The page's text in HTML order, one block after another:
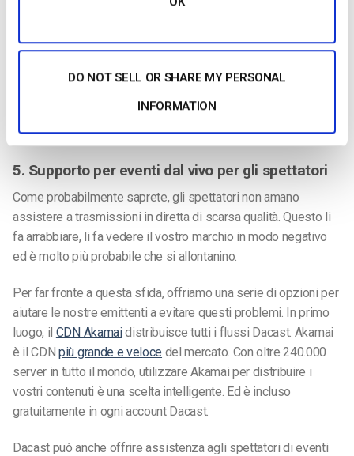
DO NOT SELL OR SHARE MY PERSONAL
INFORMATION
Il paywall di monetizzazione video di Dacast si adatta alla
lingua dell’utente. È facile passare a una nuova lingua tramite
quindi presentato in questa lingua. Sono supportate dieci
lingue, a cui se ne aggiungeranno altre in continuazione.
5. Supporto per eventi dal vivo per gli spettatori
Come probabilmente saprete, gli spettatori non amano
assistere a trasmissioni in diretta di scarsa qualità. Questo li
fa arrabbiare, li fa vedere il vostro marchio in modo negativo
ed è molto più probabile che si allontanino.
Per far fronte a questa sfida, offriamo una serie di opzioni per
aiutare le nostre emittenti a evitare questi problemi. In primo
luogo, il CDN Akamaidistribuisce tutti i flussi Dacast. Akamai
è il CDNpiù grande e veloce del mercato. Con oltre 240.000
server in tutto il mondo, utilizzare Akamai per distribuire i
vostri contenuti è una scelta intelligente. Ed è incluso
gratuitamente in ogni account Dacast.
Dacast può anche offrire assistenza agli spettatori di eventi